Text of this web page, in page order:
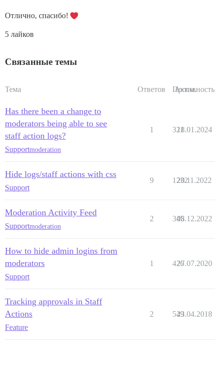
Отлично, спасибо!
5 лайков
Связанные темы
Тема Ответов Просм.
Активность
Has there been a change to
moderators being able to see
staff action logs?
Supportmoderation
1 321
18.01.2024
Hide logs/staff actions with css
Support
9 1232
20.11.2022
Moderation Activity Feed
Supportmoderation
2 345
08.12.2022
How to hide admin logins from
moderators
Support
1 426
27.07.2020
Tracking approvals in Staff
Actions
Feature
2 549
23.04.2018